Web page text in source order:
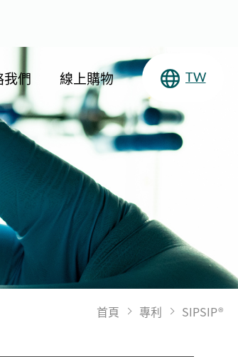
們 線上購物 TW
首頁 專利 SIPSIP®